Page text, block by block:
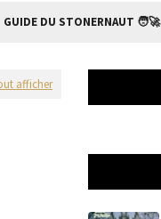
GUIDE DU STONERNAUT 🧑‍🚀
afficher